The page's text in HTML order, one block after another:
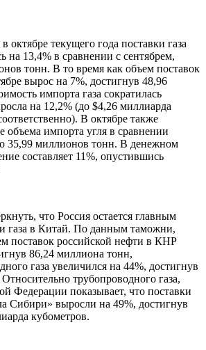
октябре текущего года поставки газа
на 13,4% в сравнении с сентябрем,
тонн. В то время как объем поставок
вырос на 7%, достигнув 48,96
импорта газа сократилась
на 12,2% (до $4,26 миллиарда
В октябре также
объема импорта угля в сравнении
35,99 миллионов тонн. В денежном
составляет 11%, опустившись
что Россия остается главным
газа в Китай. По данным таможни,
поставок российской нефти в КНР
86,24 миллиона тонн,
газа увеличился на 44%, достигнув
трубопроводного газа,
Федерации показывает, что поставки
Сибири» выросли на 49%, достигнув
кубометров.